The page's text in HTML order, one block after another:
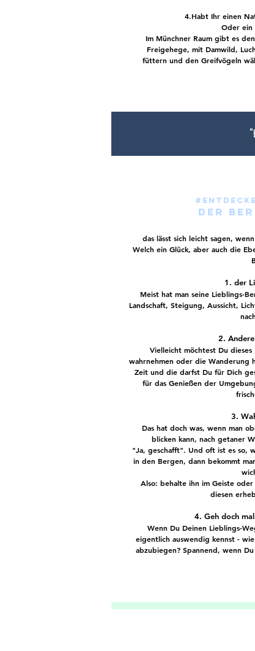
4.Habt Ihr einen
Oder ein
Im Münchner Raum gibt es
Freigehege, mit Damwild,
füttern und den Greifvögeln
Der
das lässt sich leicht sagen,
Welch ein Glück, aber auch die
1. der
Meist hat man seine Lieblings-
Landschaft, Steigung, Aussicht,
2.
Vielleicht möchtest Du
wahrnehmen oder die Wanderung
Zeit und die darfst Du für Dich
für das Genießen der
3.
Das hat doch was, wenn man
blicken kann, nach getaner
"Ja, geschafft". Und oft ist es so,
in den Bergen, dann bekommt
Also: behalte ihn im Geiste
diesen
4. Geh doch
Wenn Du Deinen Lieblings-
eigentlich auswendig kennst -
abzubiegen?Spannend, wenn